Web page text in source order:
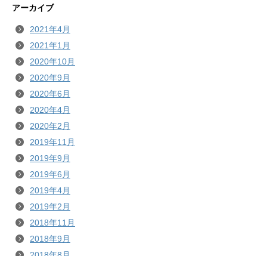
アーカイブ
2021年4月
2021年1月
2020年10月
2020年9月
2020年6月
2020年4月
2020年2月
2019年11月
2019年9月
2019年6月
2019年4月
2019年2月
2018年11月
2018年9月